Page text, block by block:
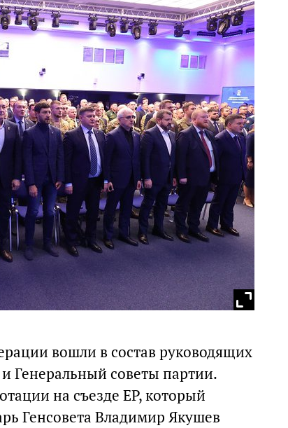
вошли в состав руководящих
Генеральный советы партии.
на съезде ЕР, который
Генсовета Владимир Якушев